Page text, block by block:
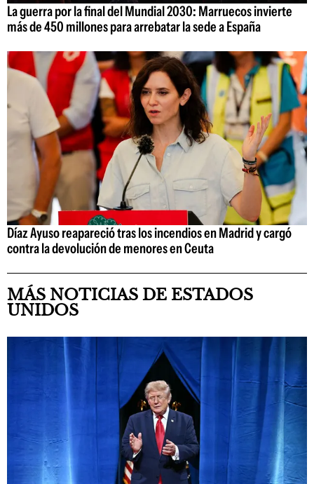
La guerra por la final del Mundial 2030: Marruecos invierte
más de 450 millones para arrebatar la sede a España
Díaz Ayuso reapareció tras los incendios en Madrid y cargó
contra la devolución de menores en Ceuta
MÁS NOTICIAS DE ESTADOS
UNIDOS